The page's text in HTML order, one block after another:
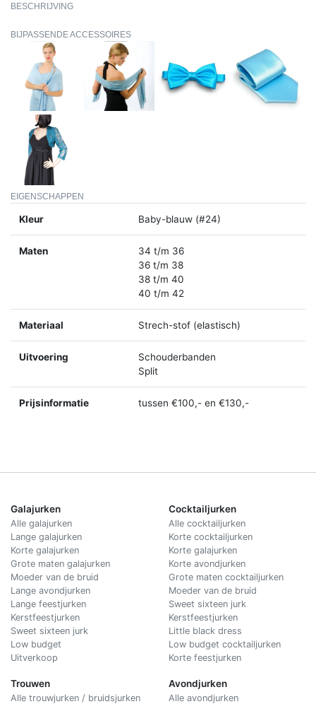
BESCHRIJVING
BIJPASSENDE ACCESSOIRES
EIGENSCHAPPEN
Kleur Baby-blauw (#24)
Maten
34 t/m 36
36 t/m 38
38 t/m 40
40 t/m 42
Materiaal Strech-stof (elastisch)
Uitvoering
Schouderbanden
Split
Prijsinformatie tussen €100,- en €130,-
Galajurken
Alle galajurken
Lange galajurken
Korte galajurken
Grote maten galajurken
Moeder van de bruid
Lange avondjurken
Lange feestjurken
Kerstfeestjurken
Sweet sixteen jurk
Low budget
Uitverkoop
Trouwen
Alle trouwjurken / bruidsjurken
Cocktailjurken
Alle cocktailjurken
Korte cocktailjurken
Korte galajurken
Korte avondjurken
Grote maten cocktailjurken
Moeder van de bruid
Sweet sixteen jurk
Kerstfeestjurken
Little black dress
Low budget cocktailjurken
Korte feestjurken
Avondjurken
Alle avondjurken